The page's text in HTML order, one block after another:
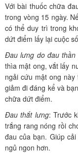
Với bài thuốc chữa
trong vòng 15 ngày.
có thể duy trì trong
dứt điểm lấy lại cuộc
Đau lưng do đau thần
thìa mật ong, vắt lấy
ngải cứu mật ong
giảm đi đáng kể và
chữa dứt điểm.
Đau thắt lưng: Trước
trắng rang nóng rồi
đau của bạn. Giúp
ngủ ngon hơn.